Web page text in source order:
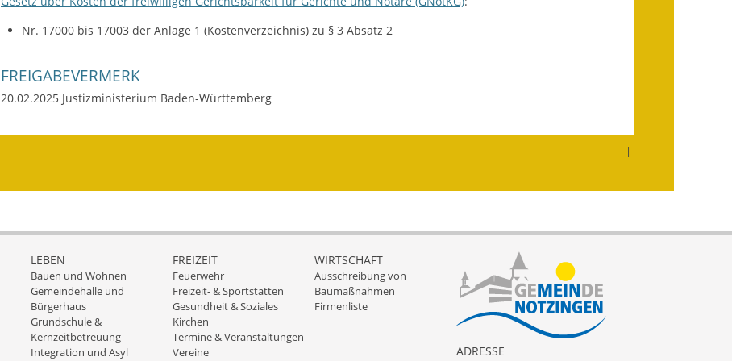
Wasserversorgung
Notruftafel
Nr. 17000 bis 17003 der Anlage 1 (Kostenverzeichnis) zu § 3 Absatz 2
FREIGABEVERMERK
20.02.2025 Justizministerium Baden-Württemberg
|
LEBEN
Bauen und Wohnen
Gemeindehalle und
Bürgerhaus
Grundschule &
Kernzeitbetreuung
Integration und Asyl
FREIZEIT
Feuerwehr
Freizeit- & Sportstätten
Gesundheit & Soziales
Kirchen
Termine & Veranstaltungen
Vereine
WIRTSCHAFT
Ausschreibung von
Baumaßnahmen
Firmenliste
ADRESSE